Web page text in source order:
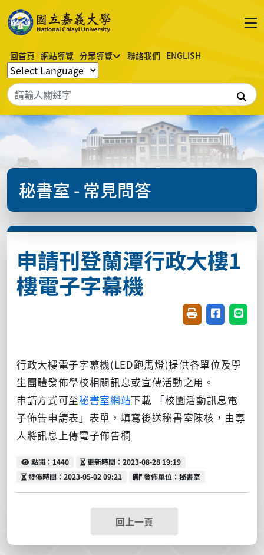
回首頁 網站導覽 分眾導覽 聯絡我們 ENGLISH
搜尋
秘書室 - 常見問答
申請刊登蘭潭行政大樓1
樓電子字幕機
友善列印(開新視
分享至臉書
分享
行政大樓電子字幕機(LED跑馬燈)提供各單位及學
生團體發佈學校相關訊息或宣傳活動之用。
申請方式可至秘書室網站下載 「校園活動訊息電
子佈告申請表」表單，填寫後送秘書室陳核，由專
人將訊息上傳電子佈告欄
點閱
點閱：1440 更新時間
更新時間：2023-08-28 19:19
發佈時間
發佈時間：2023-05-02 09:21 發佈單位
發佈單位：秘書室
回上一頁